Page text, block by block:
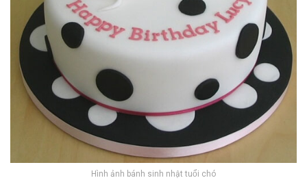
Hình ảnh bánh sinh nhật tuổi chó